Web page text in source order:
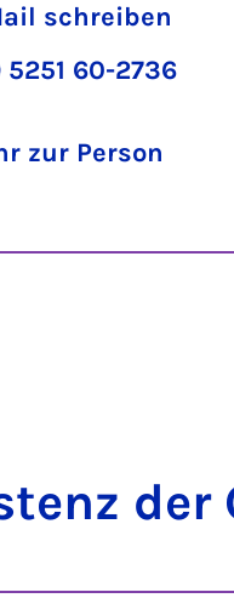
schreiben
5251 60-2736
zur Person
der